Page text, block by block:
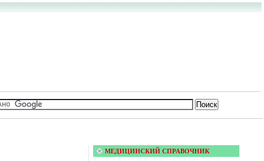
МЕДИЦИНСКИЙ СПРАВОЧНИК